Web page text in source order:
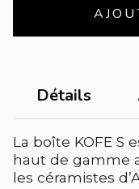
Détails
La boîte KOFE S
haut de gamme
les céramistes